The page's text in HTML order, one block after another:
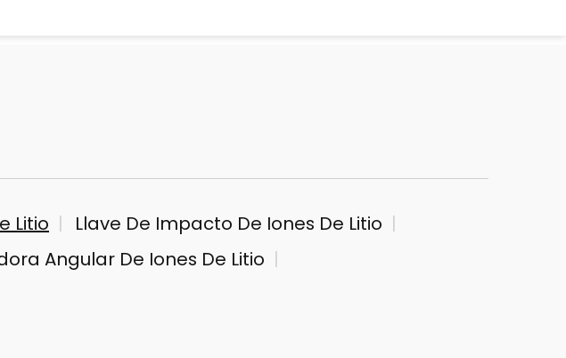
Litio
Llave De Impacto De Iones De Litio
Angular De Iones De Litio